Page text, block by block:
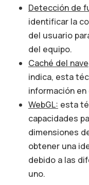
Detección de
identificar la
del usuario
del equipo.
Caché del
indica, esta
información
WebGL: esta
capacidades
dimensiones
obtener una
debido a las
uno.